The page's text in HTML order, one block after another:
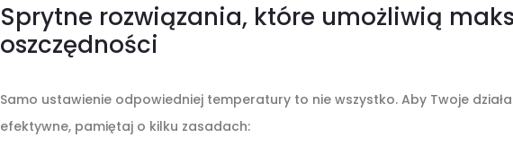
Sprytne rozwiązania, które umożliwią
oszczędności
Samo ustawienie odpowiedniej temperatury to nie wszystko. Aby Twoje
efektywne, pamiętaj o kilku zasadach: